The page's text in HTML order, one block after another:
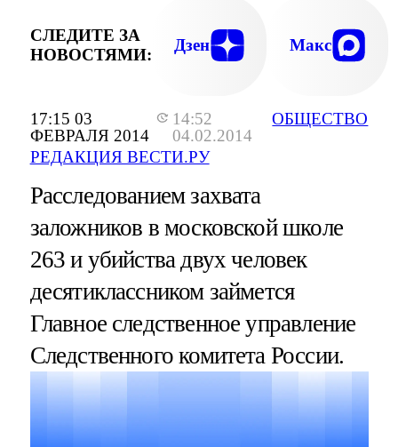
17:15 03
ФЕВРАЛЯ 2014
14:52
04.02.2014
РЕДАКЦИЯ ВЕСТИ.РУ
ОБЩЕСТВО
СЛЕДИТЕ ЗА
НОВОСТЯМИ:
Дзен Макс
Расследованием захвата
заложников в московской школе
263 и убийства двух человек
десятиклассником займется
Главное следственное управление
Следственного комитета России.